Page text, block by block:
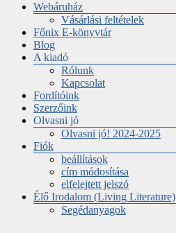
Webáruház
Vásárlási feltételek
Főnix E-könyvtár
Blog
A kiadó
Rólunk
Kapcsolat
Fordítóink
Szerzőink
Olvasni jó
Olvasni jó! 2024-2025
Fiók
beállítások
cím módosítása
elfelejtett jelszó
Élő Irodalom (Living Literature)
Segédanyagok